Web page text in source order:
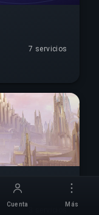
7 servicios
Cuenta Más